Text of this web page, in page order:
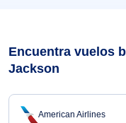
Encuentra vuelos
Jackson
American Airlines